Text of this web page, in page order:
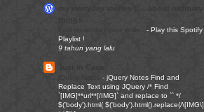
- Play this Spotify
Playlist !
9 tahun yang lalu
- jQuery Notes Find and
Replace Text using JQuery /* Find
`[IMG]**url**[/IMG]` and replace to `` */
$('body').html( $('body').html().replace(/\[IMG\]